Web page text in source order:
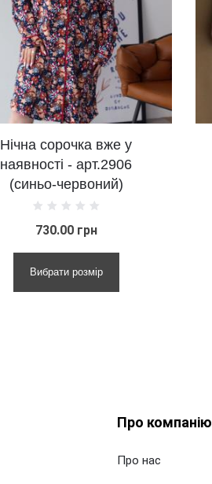
Нічна сорочка вже у
наявності - арт.2906
(синьо-червоний)
730.00 грн
Вибрати розмір
Про компанію
Про нас